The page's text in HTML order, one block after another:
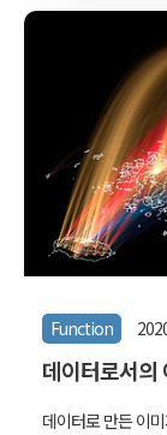
기 위해 주로 좌표
딩'하는 과정 + 알
www.vw-lab.com
이리저리 둘러보
아래의 형식이다.
나는 실거래가 1
두었고, 색상 역시
일수록 실거래가
Function
데이터로서의
데이터로 만든 이